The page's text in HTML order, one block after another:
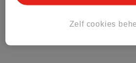
Zelf cookies